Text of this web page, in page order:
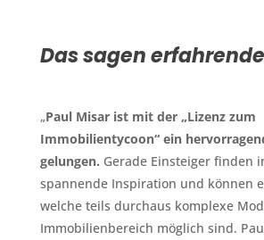
Das sagen
„Paul Misar ist mit der „Lizenz zum
Immobilientycoon“ ein
gelungen. Gerade Einsteiger finden
spannende Inspiration und können
welche teils durchaus komplexe
Immobilienbereich möglich sind.